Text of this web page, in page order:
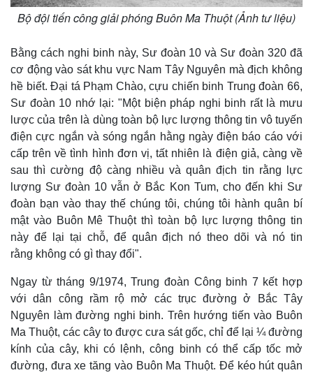
Kinh tế
Bất động sản
Khởi nghiệp
Thị trường
Giá vàng
Tiêu dùng
Tỷ giá
Chứng khoán
Giá cà phê
Bộ đội tiến công giải phóng Buôn Ma Thuột (Ảnh tư liệu)
Bằng cách nghi binh này, Sư đoàn 10 và Sư đoàn 320 đã
cơ động vào sát khu vực Nam Tây Nguyên mà địch không
hề biết. Đại tá Phạm Chào, cựu chiến binh Trung đoàn 66,
Sư đoàn 10 nhớ lại: "Một biện pháp nghi binh rất là mưu
lược của trên là dùng toàn bộ lực lượng thông tin vô tuyến
điện cực ngắn và sóng ngắn hằng ngày điện báo cáo với
cấp trên về tình hình đơn vị, tất nhiên là điện giả, càng về
sau thì cường độ càng nhiều và quân địch tin rằng lực
lượng Sư đoàn 10 vẫn ở Bắc Kon Tum, cho đến khi Sư
đoàn bạn vào thay thế chúng tôi, chúng tôi hành quân bí
mật vào Buôn Mê Thuột thì toàn bộ lực lượng thông tin
này để lại tại chỗ, để quân địch nó theo dõi và nó tin
rằng không có gì thay đổi".
Ngay từ tháng 9/1974, Trung đoàn Công binh 7 kết hợp
với dân công rầm rộ mở các trục đường ở Bắc Tây
Nguyên làm đường nghi binh. Trên hướng tiến vào Buôn
Ma Thuột, các cây to được cưa sát gốc, chỉ để lại ¼ đường
kính của cây, khi có lệnh, công binh có thể cấp tốc mở
đường, đưa xe tăng vào Buôn Ma Thuột. Để kéo hút quân